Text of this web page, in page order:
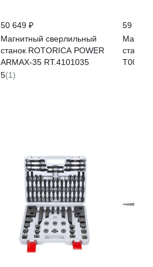
50 649 ₽
Магнитный сверлильный
станок ROTORICA POWER
ARMAX-35 RT.4101035
5(1)
59 350
станок